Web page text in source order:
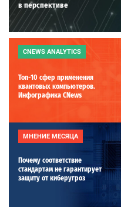
в перспективе
CNEWS ANALYTICS
Топ-10 сфер применения
квантовых компьютеров.
Инфографика CNews
МНЕНИЕ МЕСЯЦА
Почему соответствие
стандартам не гарантирует
защиту от киберугроз